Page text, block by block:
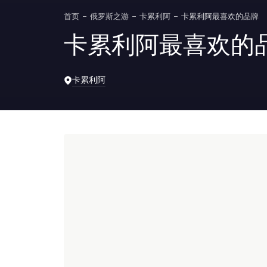
首页 俄罗斯之游 卡累利阿 卡累利阿最喜欢的品牌
卡累利阿最喜欢的
卡累利阿